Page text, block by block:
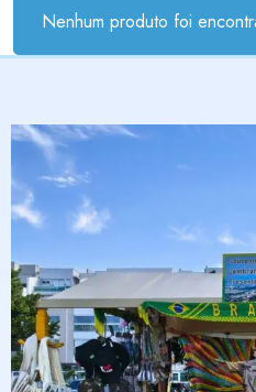
Nenhum produto foi